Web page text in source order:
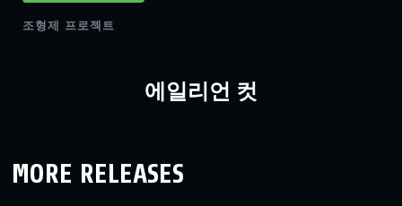
조형제 프로젝트
에일리언 컷
MORE RELEASES